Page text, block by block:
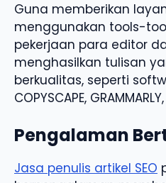
Guna memberikan
menggunakan tools-
pekerjaan para editor
menghasilkan tulisan
berkualitas, seperti
COPYSCAPE,
Pengalaman
Jasa penulis artikel SEO